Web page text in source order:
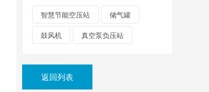
智慧节能空压站 储气罐
鼓风机 真空泵负压站
返回列表